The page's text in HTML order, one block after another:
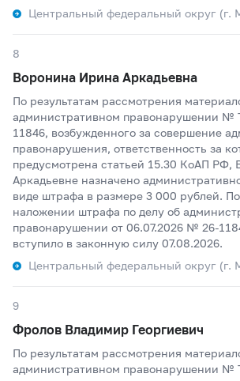
Центральный федеральный округ (г.
8
Воронина Ирина Аркадьевна
По результатам рассмотрения
административном правонарушении №
11846, возбужденного за совершение
правонарушения, ответственность за
предусмотрена статьей 15.30 КоАП РФ,
Аркадьевне назначено
виде штрафа в размере 3 000 рублей.
наложении штрафа по делу об
правонарушении от 06.07.2026 № 26-
вступило в законную силу 07.08.2026.
Центральный федеральный округ (г.
9
Фролов Владимир Георгиевич
По результатам рассмотрения
административном правонарушении №